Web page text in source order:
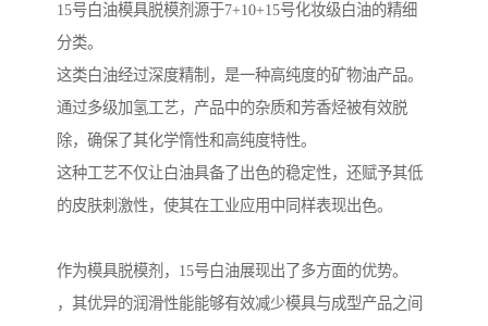
15号白油模具脱模剂源于7+10+15号化妆级白油的精细
分类。
这类白油经过深度精制，是一种高纯度的矿物油产品。
通过多级加氢工艺，产品中的杂质和芳香烃被有效脱
除，确保了其化学惰性和高纯度特性。
这种工艺不仅让白油具备了出色的稳定性，还赋予其低
的皮肤刺激性，使其在工业应用中同样表现出色。
作为模具脱模剂，15号白油展现出了多方面的优势。
，其优异的润滑性能能够有效减少模具与成型产品之间